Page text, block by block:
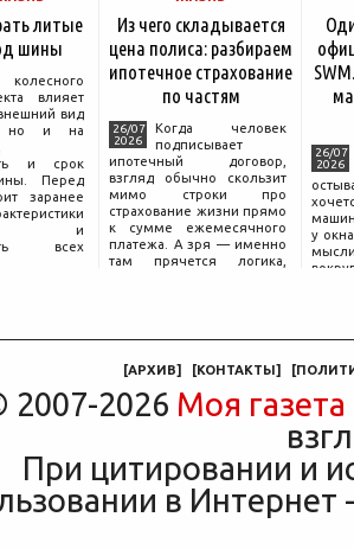
литые
шины
влияет
вид
но и на
и срок
Перед
заранее
и
всех
Из чего складывается
цена полиса: разбираем
ипотечное страхование
по частям
26/07
2026
Когда человек
подписывает
ипотечный договор,
взгляд обычно скользит
мимо строки про
страхование жизни прямо
к сумме ежемесячного
платежа. А зря — именно
там прячется логика,
26/07
2026
у
мысли
[АРХИВ] [КОНТАКТЫ] [
2007-2026 Моя газета
При цитировании и
в Интернет